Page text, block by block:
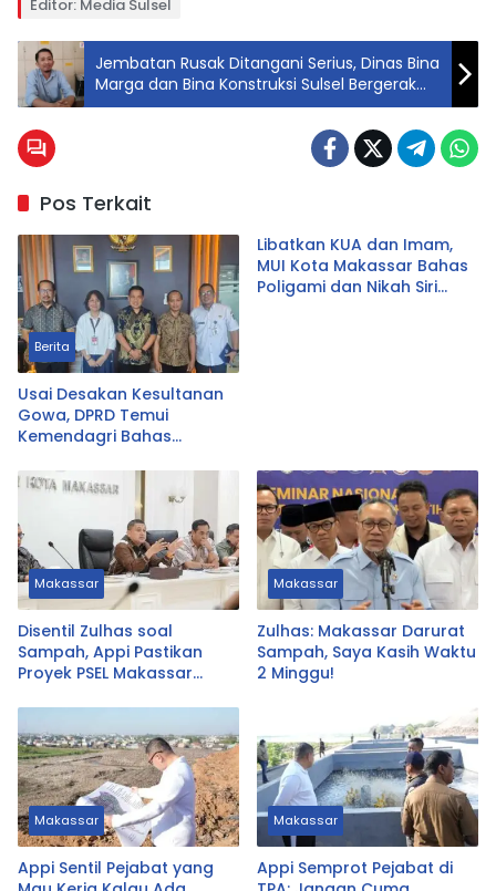
Editor: Media Sulsel
Jembatan Rusak Ditangani Serius, Dinas Bina
Marga dan Bina Konstruksi Sulsel Bergerak
Cepat
Pos Terkait
Berita
Usai Desakan Kesultanan
Gowa, DPRD Temui
Kemendagri Bahas
Libatkan KUA dan Imam,
MUI Kota Makassar Bahas
Poligami dan Nikah Siri
Makassar
Disentil Zulhas soal
Sampah, Appi Pastikan
Proyek PSEL Makassar
Makassar
Zulhas: Makassar Darurat
Sampah, Saya Kasih Waktu
2 Minggu!
Makassar
Appi Sentil Pejabat yang
Makassar
Appi Semprot Pejabat di